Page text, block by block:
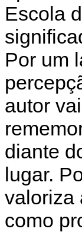
Escola
Por um
autor
diante
lugar.
valoriza
como